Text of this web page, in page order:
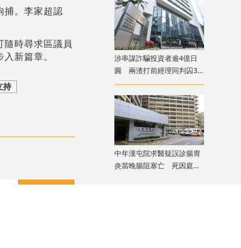
捕。李家超認
時尋求區議員
新篇章。
持
涉串謀詐騙投資者逾4億日
圓 兩渣打前經理同判囚3
年
中年漢屯院求醫疑誤診腸胃
炎當晚腸阻塞亡 死因庭展